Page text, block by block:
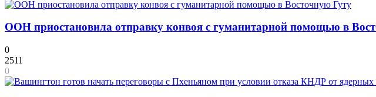
ООН приостановила отправку конвоя с гуманитарной помощью в
0
2511
0